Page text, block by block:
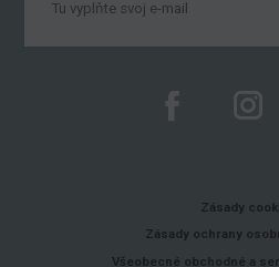
Zásady
Zásady ochrany
Všeobecné obchodné a